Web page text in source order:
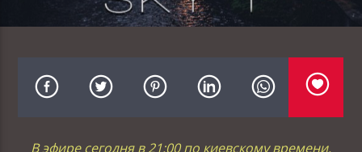
В эфире сегодня в 21:00 по киевскому времени.